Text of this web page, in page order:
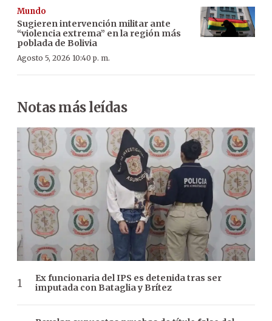
Mundo
Sugieren intervención militar ante
“violencia extrema” en la región más
poblada de Bolivia
Agosto 5, 2026 10:40 p. m.
Notas más leídas
Ex funcionaria del IPS es detenida tras ser
imputada con Bataglia y Brítez